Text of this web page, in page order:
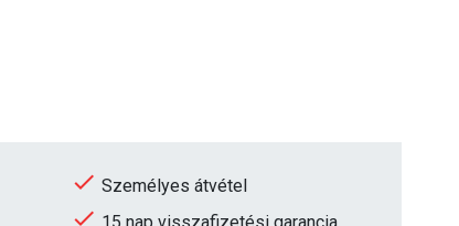
Személyes átvétel